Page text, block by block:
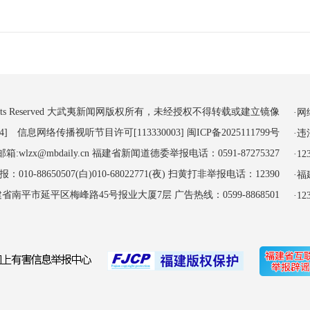
Reserved 大武夷新闻网版权所有，未经授权不得转载或建立镜像
信息网络传播视听节目许可[113330003] 闽ICP备2025111799号
:wlzx@mbdaily.cn 福建省新闻道德委举报电话：0591-87275327
：010-88650507(白)010-68022771(夜) 扫黄打非举报电话：12390
南平市延平区梅峰路45号报业大厦7层 广告热线：0599-8868501
·
·
·